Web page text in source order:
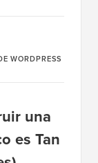
WORDPRESS
una
es Tan